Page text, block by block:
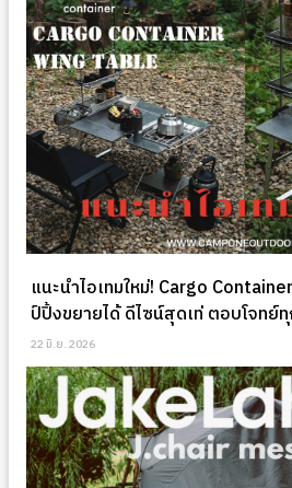
แนะนำไอเทมใหม่! Cargo
ป์ปิ้งขยายได้ ดีไซน์สุดเท่ ตอบโจทย์
22 มิ.ย. 2026